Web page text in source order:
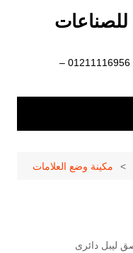
رائد الصناعات الهندسية 01211116954 – 01211116956 –
مكينة وضع العلامات
ليبل دائرى